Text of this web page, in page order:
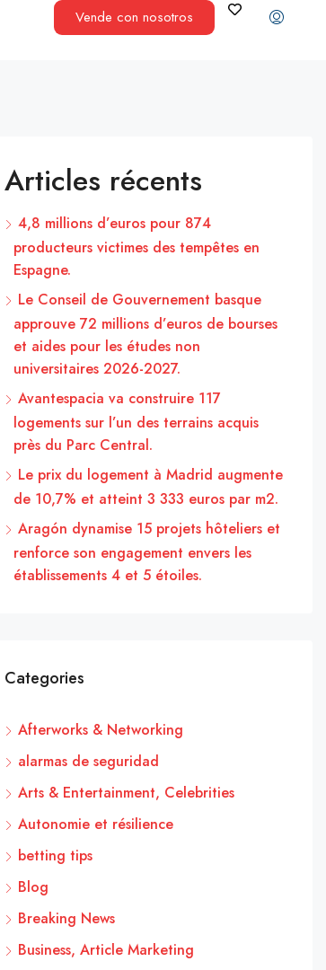
Vende con nosotros
Articles récents
4,8 millions d’euros pour 874
producteurs victimes des tempêtes en
Espagne.
Le Conseil de Gouvernement basque
approuve 72 millions d’euros de bourses
et aides pour les études non
universitaires 2026-2027.
Avantespacia va construire 117
logements sur l’un des terrains acquis
près du Parc Central.
Le prix du logement à Madrid augmente
de 10,7% et atteint 3 333 euros par m2.
Aragón dynamise 15 projets hôteliers et
renforce son engagement envers les
établissements 4 et 5 étoiles.
Categories
Afterworks & Networking
alarmas de seguridad
Arts & Entertainment, Celebrities
Autonomie et résilience
betting tips
Blog
Breaking News
Business, Article Marketing